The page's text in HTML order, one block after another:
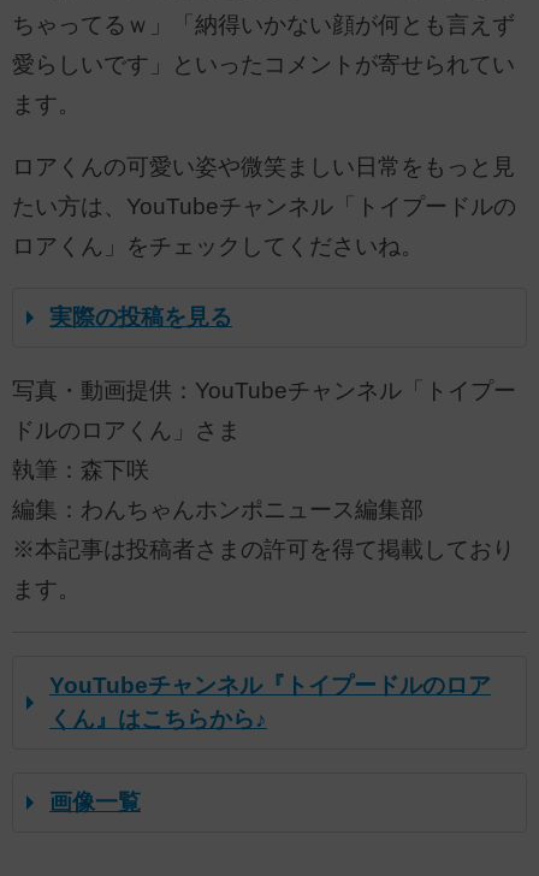
ちゃってるｗ」「納得いかない顔が何とも言えず
愛らしいです」といったコメントが寄せられてい
ます。
ロアくんの可愛い姿や微笑ましい日常をもっと見
たい方は、YouTubeチャンネル「トイプードルの
ロアくん」をチェックしてくださいね。
実際の投稿を見る
写真・動画提供：YouTubeチャンネル「トイプー
ドルのロアくん」さま
執筆：森下咲
編集：わんちゃんホンポニュース編集部
※本記事は投稿者さまの許可を得て掲載しており
ます。
YouTubeチャンネル『トイプードルのロア
くん』はこちらから♪
画像一覧